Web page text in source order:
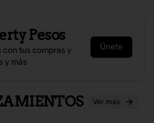
Pesos
con tus compras y
y más
Únete
Ver más